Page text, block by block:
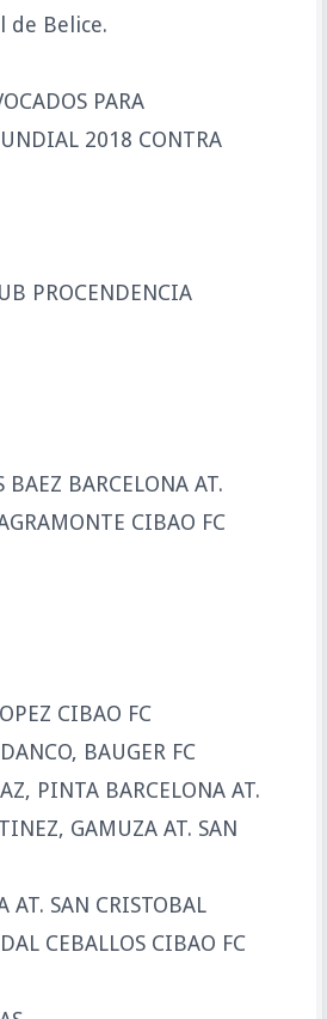
de Belice.
PARA
2018 CONTRA
PROCENDENCIA
BARCELONA AT.
CIBAO FC
CIBAO FC
BAUGER FC
PINTA BARCELONA AT.
GAMUZA AT. SAN
AT. SAN CRISTOBAL
CEBALLOS CIBAO FC